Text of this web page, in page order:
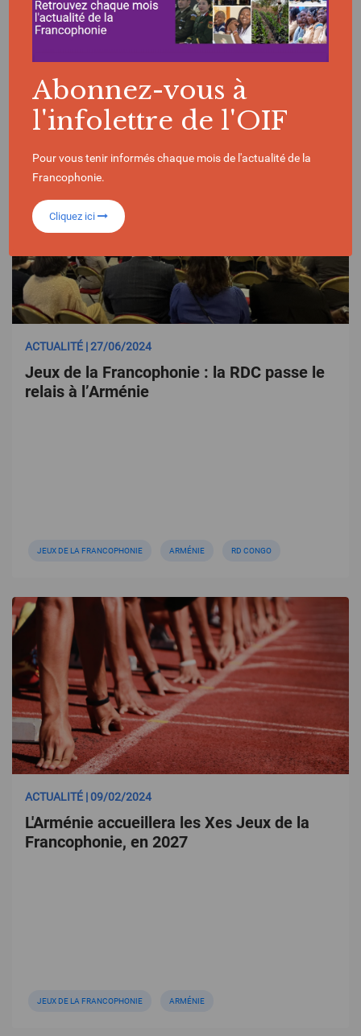
JEUX DE LA FRANCOPHONIE ARMÉNIE
ACTUALITÉ | 27/06/2024
Jeux de la Francophonie : la RDC passe le
relais à l’Arménie
JEUX DE LA FRANCOPHONIE ARMÉNIE RD CONGO
ACTUALITÉ | 09/02/2024
L'Arménie accueillera les Xes Jeux de la
Francophonie, en 2027
JEUX DE LA FRANCOPHONIE ARMÉNIE
Abonnez-vous à
l'infolettre de l'OIF
Pour vous tenir informés chaque mois de l'actualité de la
Francophonie.
Cliquez ici